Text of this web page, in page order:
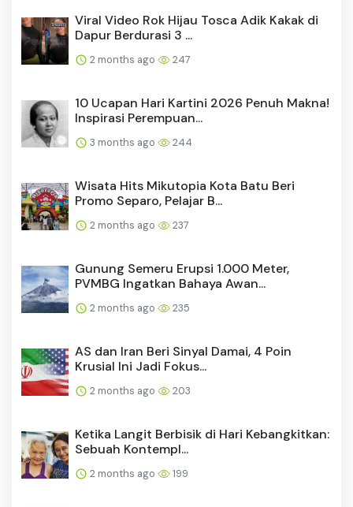
Viral Video Rok Hijau Tosca Adik Kakak di
Dapur Berdurasi 3 ...
2 months ago 247
10 Ucapan Hari Kartini 2026 Penuh Makna!
Inspirasi Perempuan...
3 months ago 244
Wisata Hits Mikutopia Kota Batu Beri
Promo Separo, Pelajar B...
2 months ago 237
Gunung Semeru Erupsi 1.000 Meter,
PVMBG Ingatkan Bahaya Awan...
2 months ago 235
AS dan Iran Beri Sinyal Damai, 4 Poin
Krusial Ini Jadi Fokus...
2 months ago 203
Ketika Langit Berbisik di Hari Kebangkitkan:
Sebuah Kontempl...
2 months ago 199